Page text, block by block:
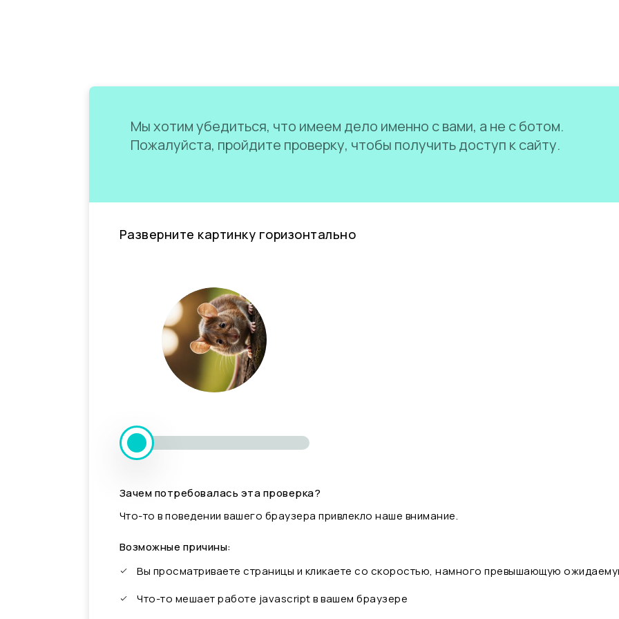
Мы хотим убедиться, что имеем дело именно с вами, а не с ботом.
Пожалуйста, пройдите проверку, чтобы получить доступ к сайту.
Разверните картинку горизонтально
Зачем потребовалась эта проверка?
Что-то в поведении вашего браузера привлекло наше внимание.
Возможные причины:
Вы просматриваете страницы и кликаете со скоростью, намного превышающую
Что-то мешает работе javascript в вашем браузере